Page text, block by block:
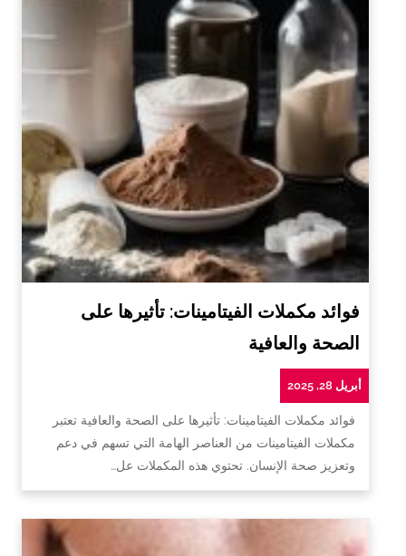
فوائد مكملات الفيتامينات: تأثيرها على
الصحة والعافية
أبريل 28, 2025
فوائد مكملات الفيتامينات: تأثيرها على الصحة والعافية تعتبر
مكملات الفيتامينات من العناصر الهامة التي تسهم في دعم
وتعزيز صحة الإنسان. تحتوي هذه المكملات عل…